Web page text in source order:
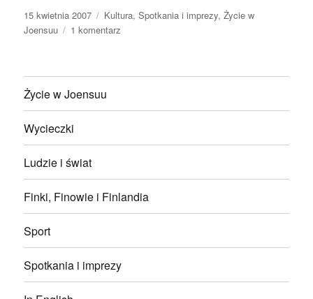
Data
publikacji
15 kwietnia 2007 Kategorie
Kultura,Spotkania i imprezy,Życie w
Joensuu
1 komentarz
w
Życie w Joensuu
Wycieczki
Ludzie i świat
Finki, Finowie i Finlandia
Sport
Spotkania i imprezy